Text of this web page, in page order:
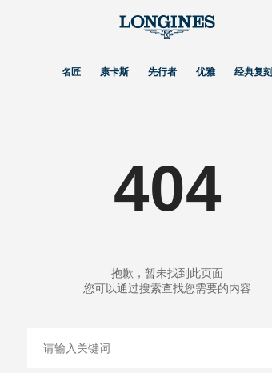
名匠 康卡斯 先行者 优雅 经典复刻
404
抱歉，暂未找到此页面
您可以通过搜索查找您需要的内容